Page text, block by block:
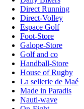
Direct Running
Direct-Volley
Espace Golf
Foot-Store
Galope-Store
Golf and co
Handball-Store
House of Rugby
La sellerie de Maé
Made in Paradis
Nauti-wave